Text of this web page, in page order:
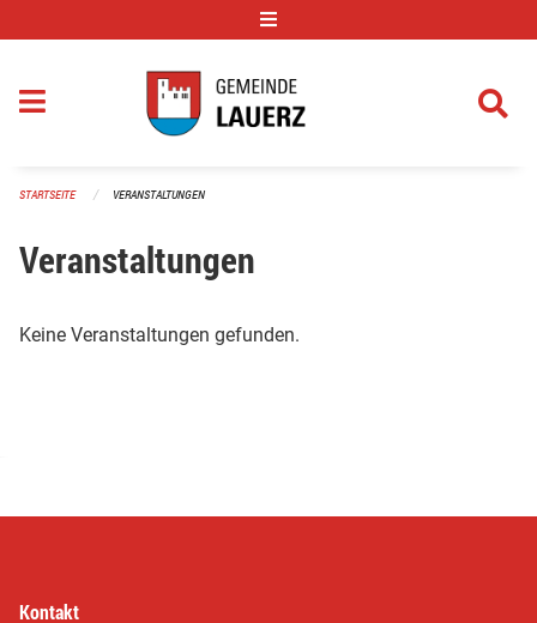
STARTSEITE VERANSTALTUNGEN
Veranstaltungen
Keine Veranstaltungen gefunden.
Kontakt